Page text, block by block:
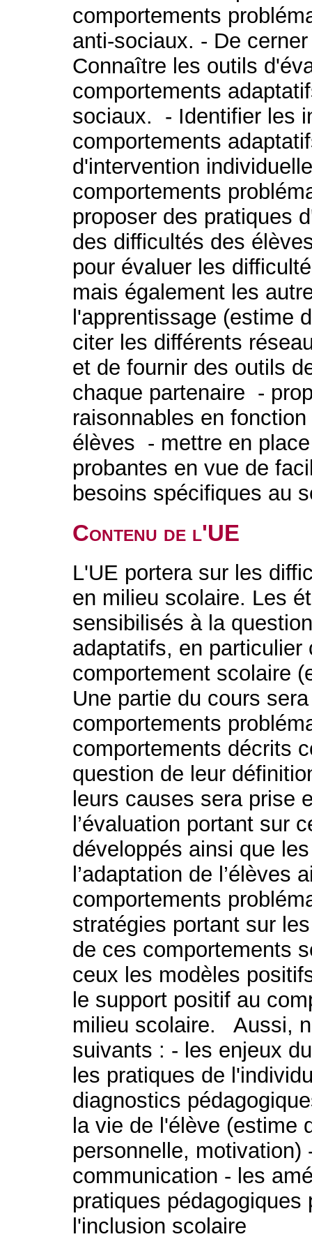
comportements
anti-sociaux. - De
Connaître les outils
comportements
sociaux. - Identifier les
comportements
d'intervention
comportements
proposer des pratiques
des difficultés des
pour évaluer les
mais également les
l'apprentissage (estime
citer les différents
et de fournir des outils
chaque partenaire -
raisonnables en
élèves - mettre en
probantes en vue de
besoins spécifiques au
Contenu de l'UE
L'UE portera sur les
en milieu scolaire. Les
sensibilisés à la
adaptatifs, en particulier
comportement scolaire
Une partie du cours
comportements
comportements décrits
question de leur
leurs causes sera prise
l’évaluation portant sur
développés ainsi que
l’adaptation de
comportements
stratégies portant sur
de ces comportements
ceux les modèles
le support positif au
milieu scolaire. Aussi,
suivants : - les enjeux
les pratiques de
diagnostics
la vie de l'élève (estime
personnelle,
communication - les
pratiques
l'inclusion scolaire